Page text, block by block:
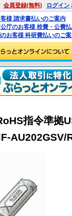
会員登録(無料) ログイン
様 請求書払いのご案内
庁のお客様 校費・公費
お客様 科研費払いのご
指令準拠
AU202GSV/